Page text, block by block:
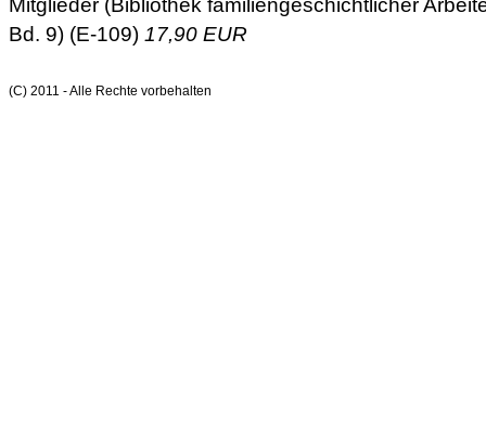
Bd. 9) (E-109) 17,90 EUR
(C) 2011 - Alle Rechte vorbehalten